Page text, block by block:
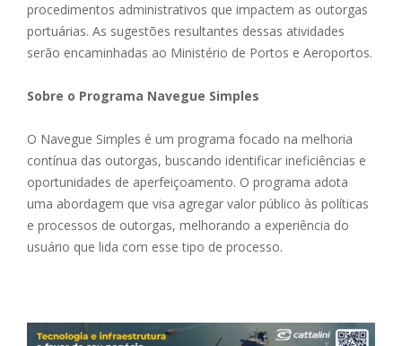
procedimentos administrativos que impactem as outorgas
portuárias. As sugestões resultantes dessas atividades
serão encaminhadas ao Ministério de Portos e Aeroportos.
Sobre o Programa Navegue Simples
O Navegue Simples é um programa focado na melhoria
contínua das outorgas, buscando identificar ineficiências e
oportunidades de aperfeiçoamento. O programa adota
uma abordagem que visa agregar valor público às políticas
e processos de outorgas, melhorando a experiência do
usuário que lida com esse tipo de processo.